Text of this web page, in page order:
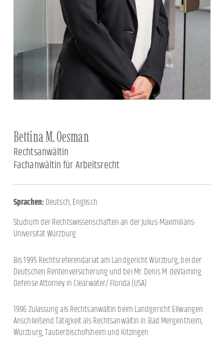
Bettina M. Oesman
Rechtsanwältin
Fachanwältin für Arbeitsrecht
Sprachen:Deutsch, Englisch
Studium der Rechtswissenschaften an der Julius-Maximilians-
Universität Würzburg
Bis 1995 Rechtsreferendariat am Landgericht Würzburg, bei der
Deutschen Rentenversicherung und bei Mr. Denis M. deVlaming
Defense Attorney in Clearwater/ Florida (USA)
1996 Zulassung als Rechtsanwältin beim Landgericht Ellwangen.
Anschließend Tätigkeit als Rechtsanwältin in Bad Mergentheim,
Würzburg, Tauberbischofsheim und Kitzingen